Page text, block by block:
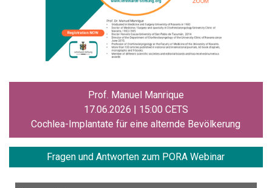
Prof. Manuel Manrique
17.06.2026 | 15:00 CETS
Cochlea-Implantate für eine alternde Bevölkerung
Fragen undAntworten zum PORA Webinar